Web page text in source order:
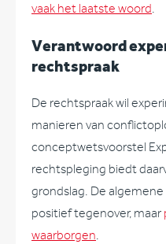
vaak het laatste woord.
Verantwoord
rechtspraak
De rechtspraak wil
manieren van
conceptwetsvoorstel
rechtspleging biedt
grondslag. De
positief tegenover, maar
waarborgen.